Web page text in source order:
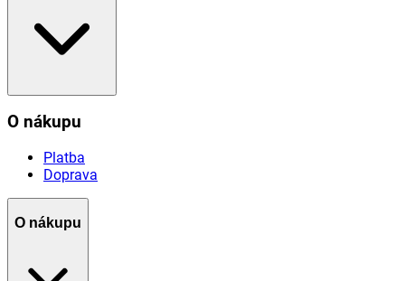
O nákupu
Platba
Doprava
O nákupu